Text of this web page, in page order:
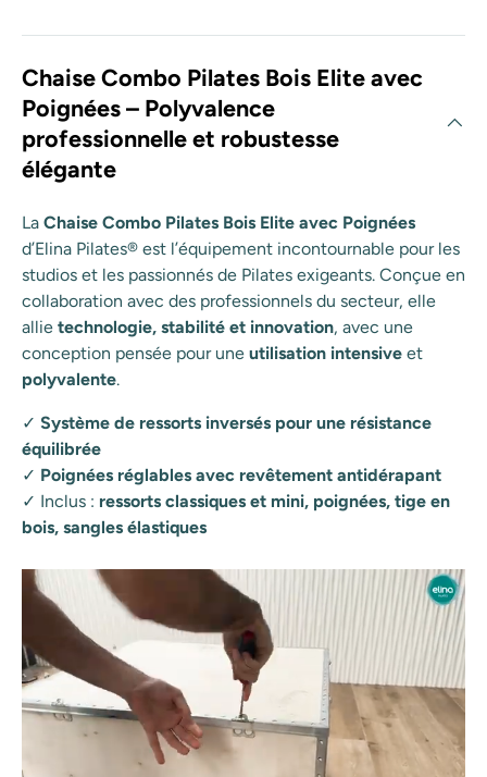
Chaise Combo Pilates Bois Elite avec
Poignées – Polyvalence
professionnelle et robustesse
élégante
La Chaise Combo Pilates Bois Elite avec Poignées
d’Elina Pilates® est l’équipement incontournable pour les
studios et les passionnés de Pilates exigeants. Conçue en
collaboration avec des professionnels du secteur, elle
allie technologie, stabilité et innovation, avec une
conception pensée pour une utilisation intensive et
polyvalente.
✓ Système de ressorts inversés pour une résistance
équilibrée
✓ Poignées réglables avec revêtement antidérapant
✓ Inclus : ressorts classiques et mini, poignées, tige en
bois, sangles élastiques